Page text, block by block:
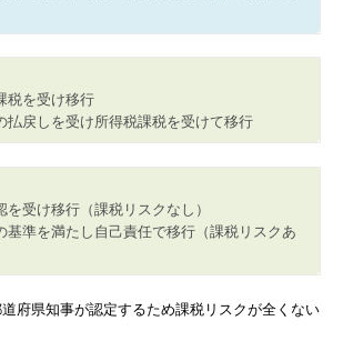
税を受け移行
払戻しを受け所得税課税を受けて移行
受け移行（課税リスクなし）
基準を満たし自己責任で移行（課税リスクあ
府県知事が認定するため課税リスクが全くない